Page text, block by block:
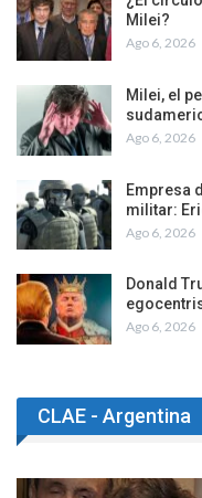
Milei?
Ago 6, 2026
Milei, el
Ago 6, 2026
Empresa
militar:
Ago 6, 2026
Donald
Ago 6, 2026
CLAE - Argentina